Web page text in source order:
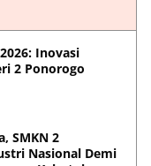
Inovasi
2 Ponorogo
SMKN 2
Nasional Demi